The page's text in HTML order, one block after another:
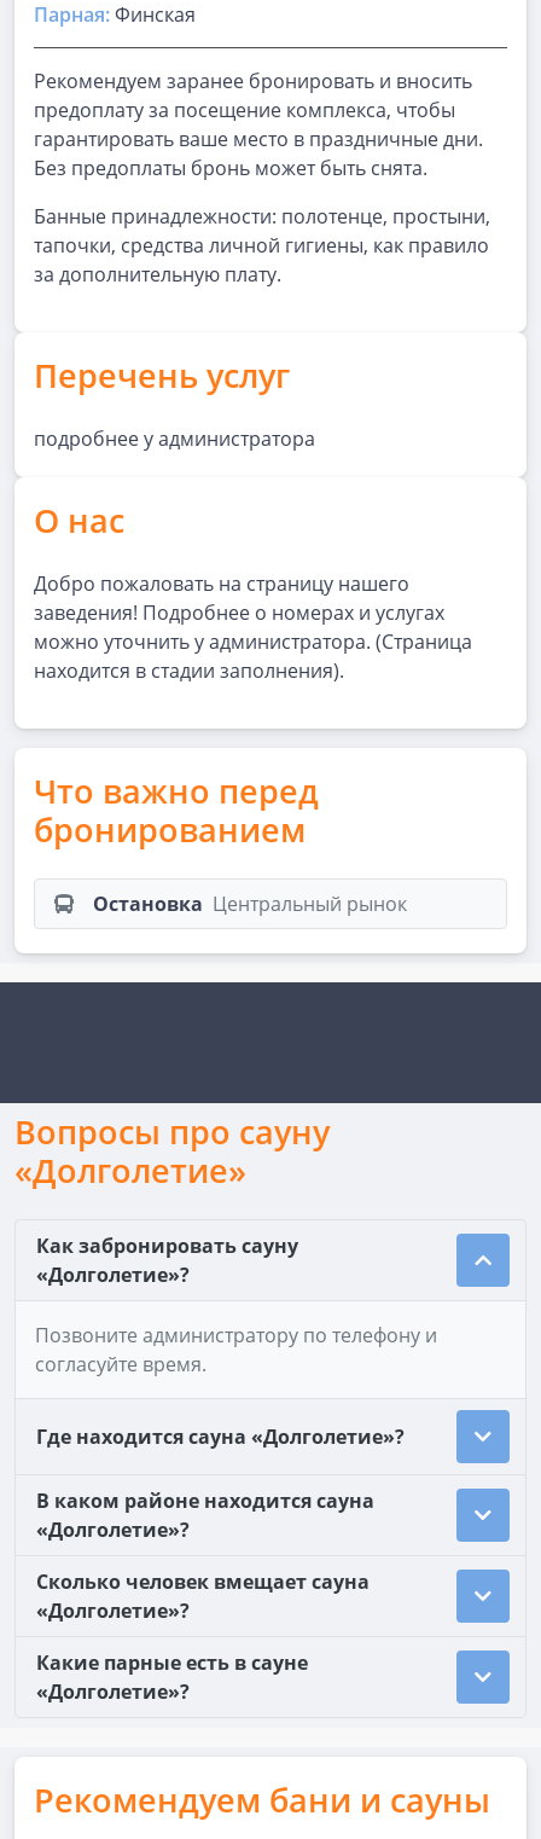
Парная:Финская
Рекомендуем заранее бронировать и вносить
предоплату за посещение комплекса, чтобы
гарантировать ваше место в праздничные дни.
Без предоплаты бронь может быть снята.
Банные принадлежности: полотенце, простыни,
тапочки, средства личной гигиены, как правило
за дополнительную плату.
Перечень услуг
подробнее у администратора
О нас
Добро пожаловать на страницу нашего
заведения! Подробнее о номерах и услугах
можно уточнить у администратора. (Страница
находится в стадии заполнения).
Что важно перед
бронированием
Остановка Центральный рынок
Вопросы про сауну
«Долголетие»
Как забронировать сауну
«Долголетие»?
Позвоните администратору по телефону и
согласуйте время.
Где находится сауна «Долголетие»?
В каком районе находится сауна
«Долголетие»?
Сколько человек вмещает сауна
«Долголетие»?
Какие парные есть в сауне
«Долголетие»?
Рекомендуем бани и сауны